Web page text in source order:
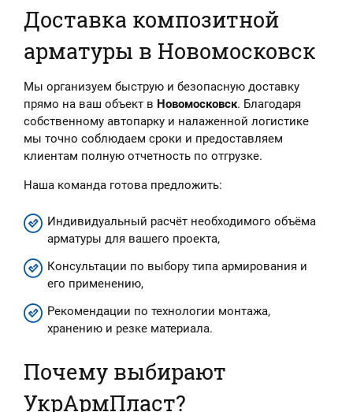
Доставка композитной
арматуры в Новомосковск
Мы организуем быструю и безопасную доставку
прямо на ваш объект в Новомосковск. Благодаря
собственному автопарку и налаженной логистике
мы точно соблюдаем сроки и предоставляем
клиентам полную отчетность по отгрузке.
Наша команда готова предложить:
Индивидуальный расчёт необходимого объёма
арматуры для вашего проекта,
Консультации по выбору типа армирования и
его применению,
Рекомендации по технологии монтажа,
хранению и резке материала.
Почему выбирают
УкрАрмПласт?